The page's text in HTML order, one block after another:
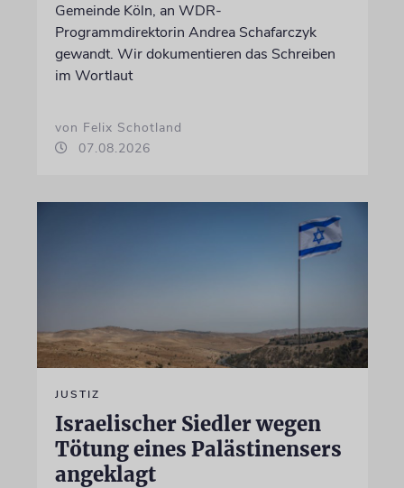
Gemeinde Köln, an WDR-
Programmdirektorin Andrea Schafarczyk
gewandt. Wir dokumentieren das Schreiben
im Wortlaut
von Felix Schotland
07.08.2026
JUSTIZ
Israelischer Siedler wegen
Tötung eines Palästinensers
angeklagt